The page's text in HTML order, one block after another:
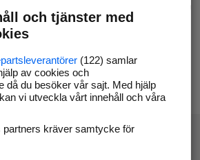
i webbläsaren och försök igen
och tjänster med
(122) samlar
av cookies och
då du besöker vår sajt. Med hjälp
vi utveckla vårt innehåll och våra
partners kräver samtycke för